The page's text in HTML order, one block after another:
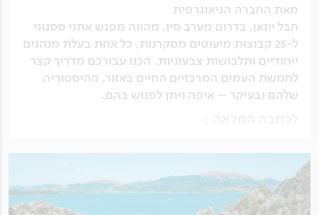
מאת החברה הגיאוגרפית
חבל יונאן, בדרום מערב סין, מהווה מפגש אתני ססגוני
ל-25 קבוצות מיעוטים מסקרנות, כל אחת בעלת מנהגים
ייחודיים ותלבושות צבעוניות. הכנו עבורכם מדריך קצר
לחמשת העמים המרכזיים החיים באזור, ההיסטוריה
שלהם ובעיקר – איפה ניתן לפגוש בהם.